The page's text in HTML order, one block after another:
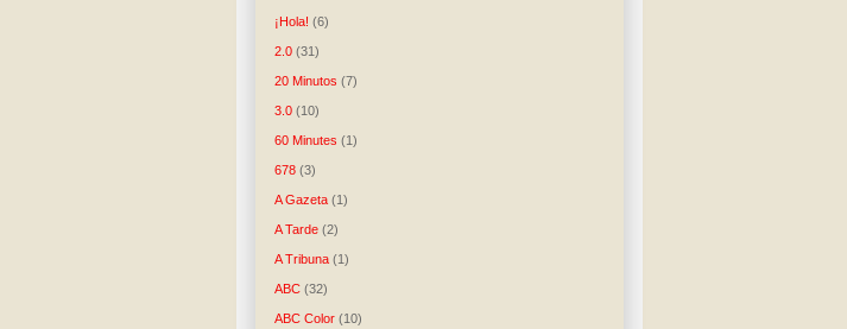
¡Hola! (6)
2.0 (31)
20 Minutos (7)
3.0 (10)
60 Minutes (1)
678 (3)
A Gazeta (1)
A Tarde (2)
A Tribuna (1)
ABC (32)
ABC Color (10)